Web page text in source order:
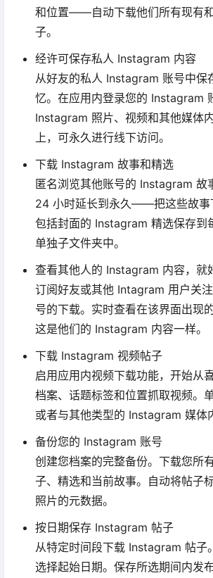
和位置——自动下载他们所有现有
子。
经许可保存私人 Instagram 内容
从好友的私人 Instagram 账号中保
忆。在应用内登录您的 Instagram
Instagram 照片、视频和其他媒体
上，可永久进行线下访问。
下载 Instagram 故事和精选
匿名浏览其他账号的 Instagram 故
24 小时延长到永久——把这些故事
包括封面的 Instagram 精选保存到
单独子文件夹中。
查看其他人的 Instagram 内容，就
订阅好友或其他 Intagram 用户关
号的下载。实时查看在该界面出现
这是他们的 Instagram 内容一样。
下载 Instagram 视频帖子
启用应用内视频下载功能，开始从
档案、话题标签和位置抓取视频。
或者与其他类型的 Instagram 媒体
备份您的 Instagram 账号
创建您档案的完整备份。下载您所
子、精选和当前故事。自动将帖子
照片的元数据。
按日期保存 Instagram 帖子
从特定时间段下载 Instagram 帖子
选择起始日期。保存所选期间内发